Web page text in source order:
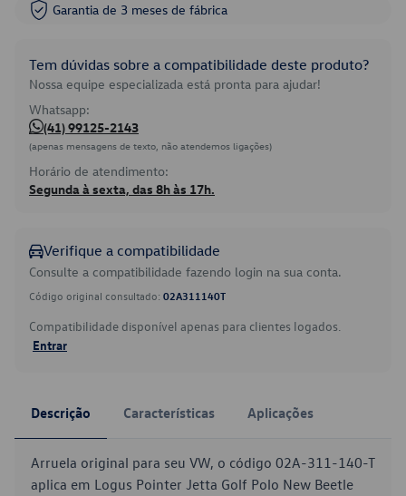
Garantia de 3 meses de fábrica
Tem dúvidas sobre a compatibilidade deste produto?
Nossa equipe especializada está pronta para ajudar!
Whatsapp:
(41) 99125-2143
(apenas mensagens de texto, não atendemos ligações)
Horário de atendimento:
Segunda à sexta, das 8h às 17h.
Verifique a compatibilidade
Consulte a compatibilidade fazendo login na sua conta.
Código original consultado: 02A311140T
Compatibilidade disponível apenas para clientes logados.
Entrar
Descrição Características Aplicações
Arruela original para seu VW, o código 02A-311-140-T
aplica em Logus Pointer Jetta Golf Polo New Beetle